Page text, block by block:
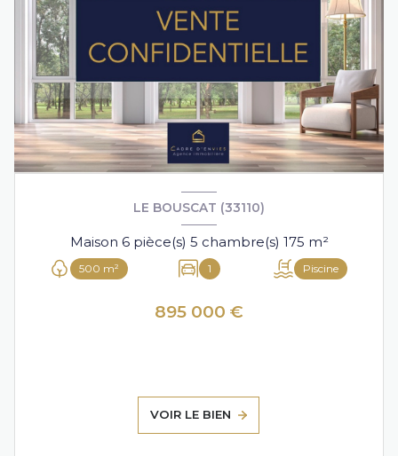
LE BOUSCAT (33110)
Maison 6 pièce(s) 5 chambre(s) 175 m²
500 m² 1 Piscine
895 000 €
VOIR LE BIEN